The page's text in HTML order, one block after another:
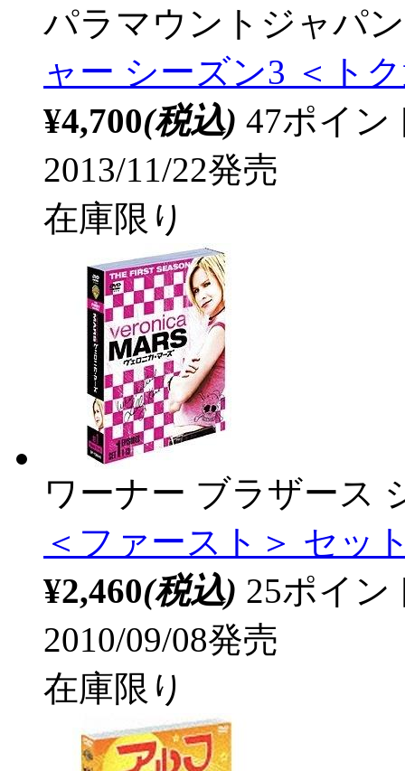
パラマウントジャパン
ャー シーズン3 ＜ト
¥4,700(税込) 47ポイ
2013/11/22発売
在庫限り
ワーナー ブラザース
＜ファースト＞ セッ
¥2,460(税込) 25ポイ
2010/09/08発売
在庫限り